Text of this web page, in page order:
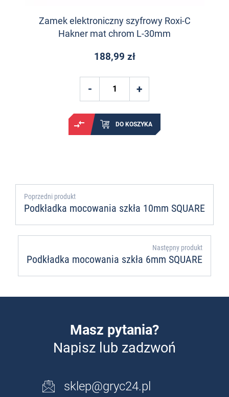
Zamek elektroniczny szyfrowy Roxi-C
Hakner mat chrom L-30mm
188,99 zł
DO KOSZYKA
Poprzedni produkt
Podkładka mocowania szkła 10mm SQUARE
Następny produkt
Podkładka mocowania szkła 6mm SQUARE
Masz pytania?
Napisz lub zadzwoń
sklep@gryc24.pl